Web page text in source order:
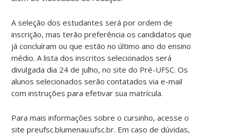
A seleção dos estudantes será por ordem de
inscrição, mas terão preferência os candidatos que
já concluíram ou que estão no último ano do ensino
médio. A lista dos inscritos selecionados será
divulgada dia 24 de julho, no site do Pré-UFSC. Os
alunos selecionados serão contatados via e-mail
com instruções para efetivar sua matrícula.
Para mais informações sobre o cursinho, acesse o
site preufsc.blumenau.ufsc.br. Em caso de dúvidas,